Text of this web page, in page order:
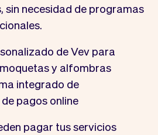
sin necesidad de programas
de Vev para
y alfombras
integrado de
pagos online
pagar tus servicios